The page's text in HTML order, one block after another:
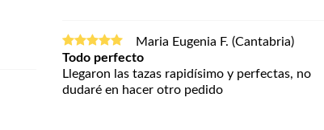
Maria Eugenia F. (Cantabria)
Todo perfecto
Llegaron las tazas rapidísimo y perfectas, no
dudaré en hacer otro pedido